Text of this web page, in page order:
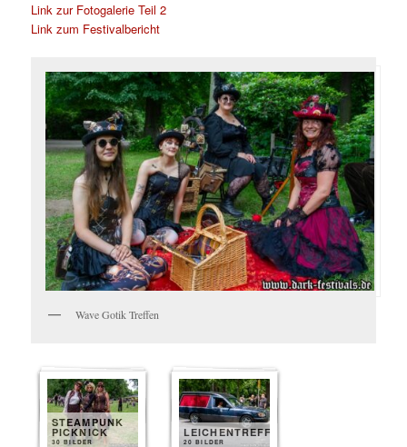
Link zur Fotogalerie Teil 2
Link zum Festivalbericht
Wave Gotik Treffen
STEAMPUNK
PICKNICK
30 BILDER
LEICHENTREFF
20 BILDER